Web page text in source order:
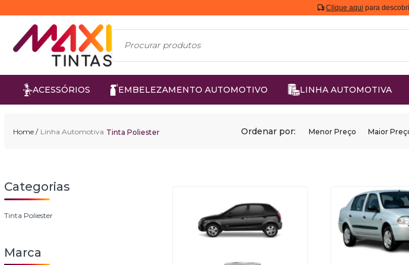
Clique aqui para
ACESSÓRIOS EMBELEZAMENTO AUTOMOTIVO LINHA AUTOMOTIVA
Linha Automotiva Tinta Poliester Ordenar por: Menor Preço Maior
Tinta Poliester
Marca